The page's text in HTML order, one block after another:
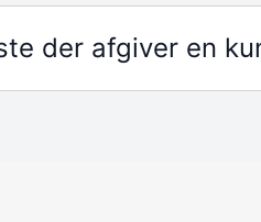
der afgiver en